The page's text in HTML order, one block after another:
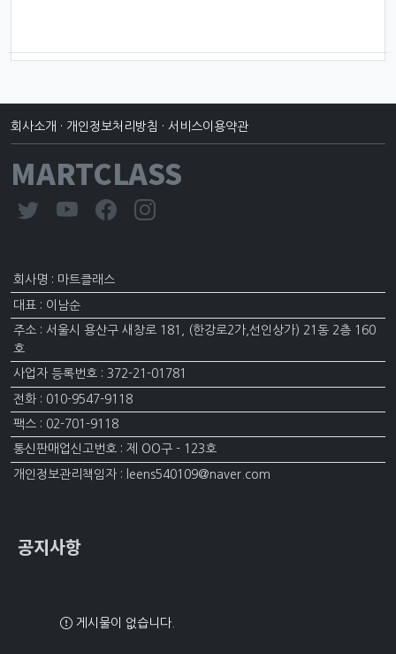
회사소개 · 개인정보처리방침 · 서비스이용약관
MARTCLASS
회사명 : 마트클래스
대표 : 이남순
주소 : 서울시 용산구 새창로 181, (한강로2가,선인상가) 21동 2층 160
호
사업자 등록번호 : 372-21-01781
전화 : 010-9547-9118
팩스 : 02-701-9118
통신판매업신고번호 : 제 OO구 - 123호
개인정보관리책임자 : leens540109@naver.com
공지사항
게시물이 없습니다.